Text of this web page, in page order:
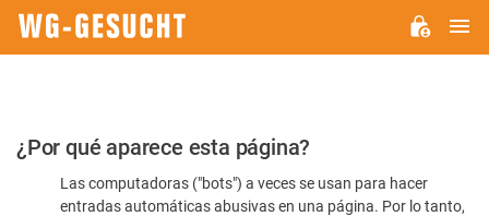
Por
favor,
confirme
¿Por qué aparece esta página?
Las computadoras ("bots") a veces se usan para hacer
entradas automáticas abusivas en una página. Por lo tanto,